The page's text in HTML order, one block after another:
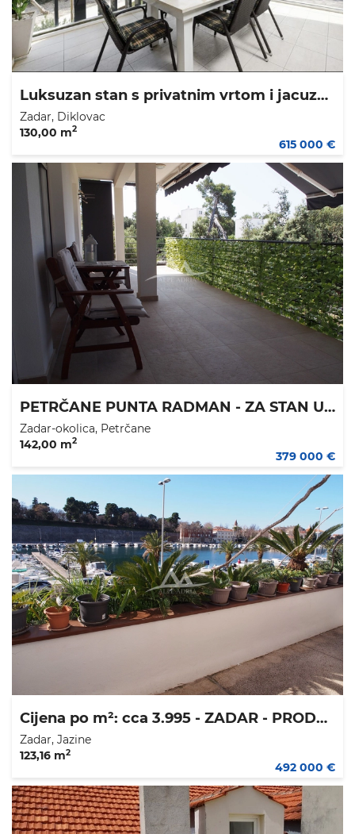
Luksuzan stan s privatnim vrtom i jacuzzijem – Diklovac, Zadar
Zadar, Diklovac
130,00 m2
615 000 €
PETRČANE PUNTA RADMAN - ZA STAN U SPLITU - SPLIT III
Zadar-okolica, Petrčane
142,00 m2
379 000 €
Cijena po m²: cca 3.995 - ZADAR - PRODAJEM ILI MIJENJAM STAN
Zadar, Jazine
123,16 m2
492 000 €